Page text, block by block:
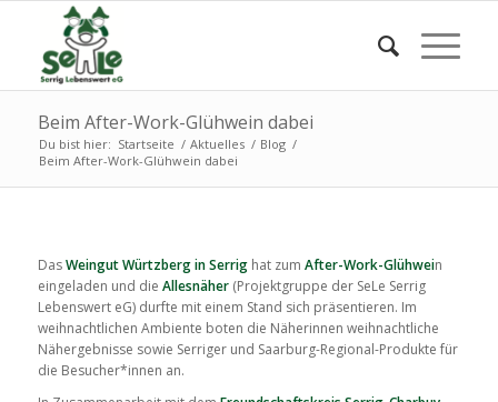
Beim After-Work-Glühwein dabei
Du bist hier: Startseite / Aktuelles / Blog /
Beim After-Work-Glühwein dabei
DasWeingut Würtzbergin Serrighat zum After-Work-Glühwein
eingeladen und die Allesnäher(Projektgruppe der SeLe Serrig
Lebenswert eG) durfte mit einem Stand sich präsentieren. Im
weihnachtlichen Ambiente boten die Näherinnen weihnachtliche
Nähergebnisse sowie Serriger und Saarburg-Regional-Produkte für
die Besucher*innen an.